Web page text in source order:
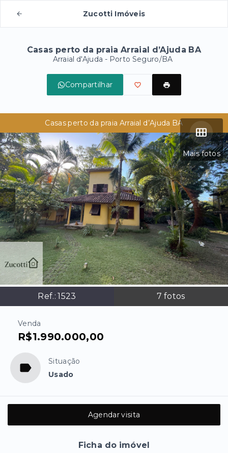
Zucotti Imóveis
Casas perto da praia Arraial d’Ajuda BA
Arraial d'Ajuda - Porto Seguro/BA
Compartilhar
Mais fotos
Ref.:1523 7 fotos
Casas perto da praia Arraial d’Ajuda BA
Venda
R$1.990.000,00
Situação
Usado
Agendar visita
Ficha do imóvel